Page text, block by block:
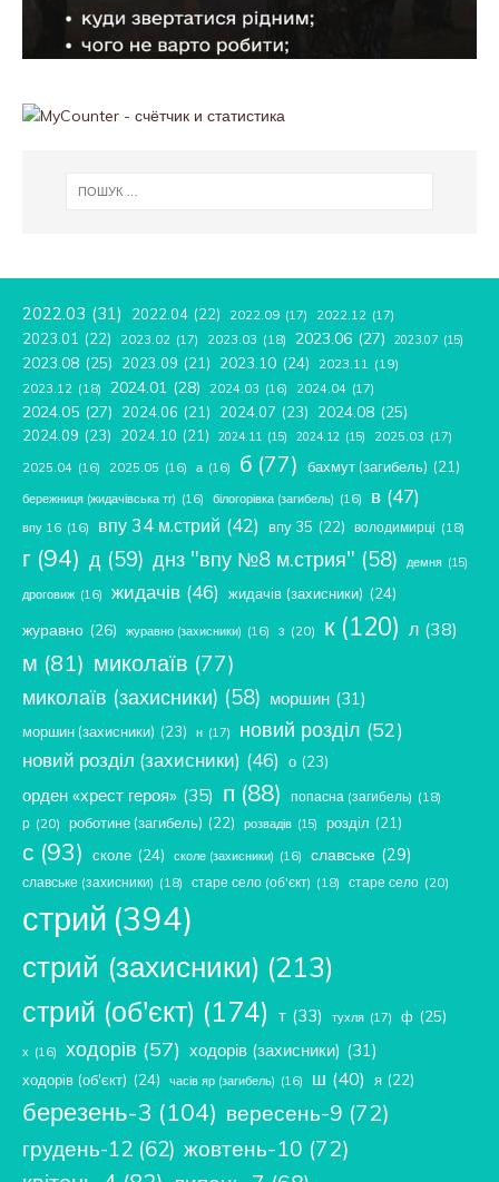
2022.03 (31) 2022.04 (22) 2022.09 (17) 2022.12 (17)
2023.01 (22) 2023.02 (17) 2023.03 (18) 2023.06 (27) 2023.07 (15)
2023.08 (25) 2023.09 (21) 2023.10 (24) 2023.11 (19)
2023.12 (18) 2024.01 (28) 2024.03 (16) 2024.04 (17)
2024.05 (27) 2024.06 (21) 2024.07 (23) 2024.08 (25)
2024.09 (23) 2024.10 (21) 2024.11 (15) 2024.12 (15) 2025.03 (17)
2025.04 (16) 2025.05 (16) а (16) б (77) бахмут (загибель) (21)
бережниця (жидачівська тг) (16) білогорівка (загибель) (16) в (47)
впу 16 (16) впу 34 м.стрий (42) впу 35 (22) володимирці (18)
г (94) д (59) днз "впу №8 м.стрия" (58) демня (15)
дроговиж (16) жидачів (46) жидачів (захисники) (24)
журавно (26) журавно (захисники) (16) з (20) к (120) л (38)
м (81) миколаїв (77)
миколаїв (захисники) (58) моршин (31)
моршин (захисники) (23) н (17) новий розділ (52)
новий розділ (захисники) (46) о (23)
орден «хрест героя» (35) п (88) попасна (загибель) (18)
р (20) роботине (загибель) (22) розвадів (15) розділ (21)
с (93) сколе (24) сколе (захисники) (16) славське (29)
славське (захисники) (18) старе село (об'єкт) (18) старе село (20)
стрий (394)
стрий (захисники) (213)
стрий (об'єкт) (174) т (33) тухля (17) ф (25)
х (16) ходорів (57) ходорів (захисники) (31)
ходорів (об'єкт) (24) часів яр (загибель) (16) ш (40) я (22)
березень-3 (104) вересень-9 (72)
грудень-12 (62) жовтень-10 (72)